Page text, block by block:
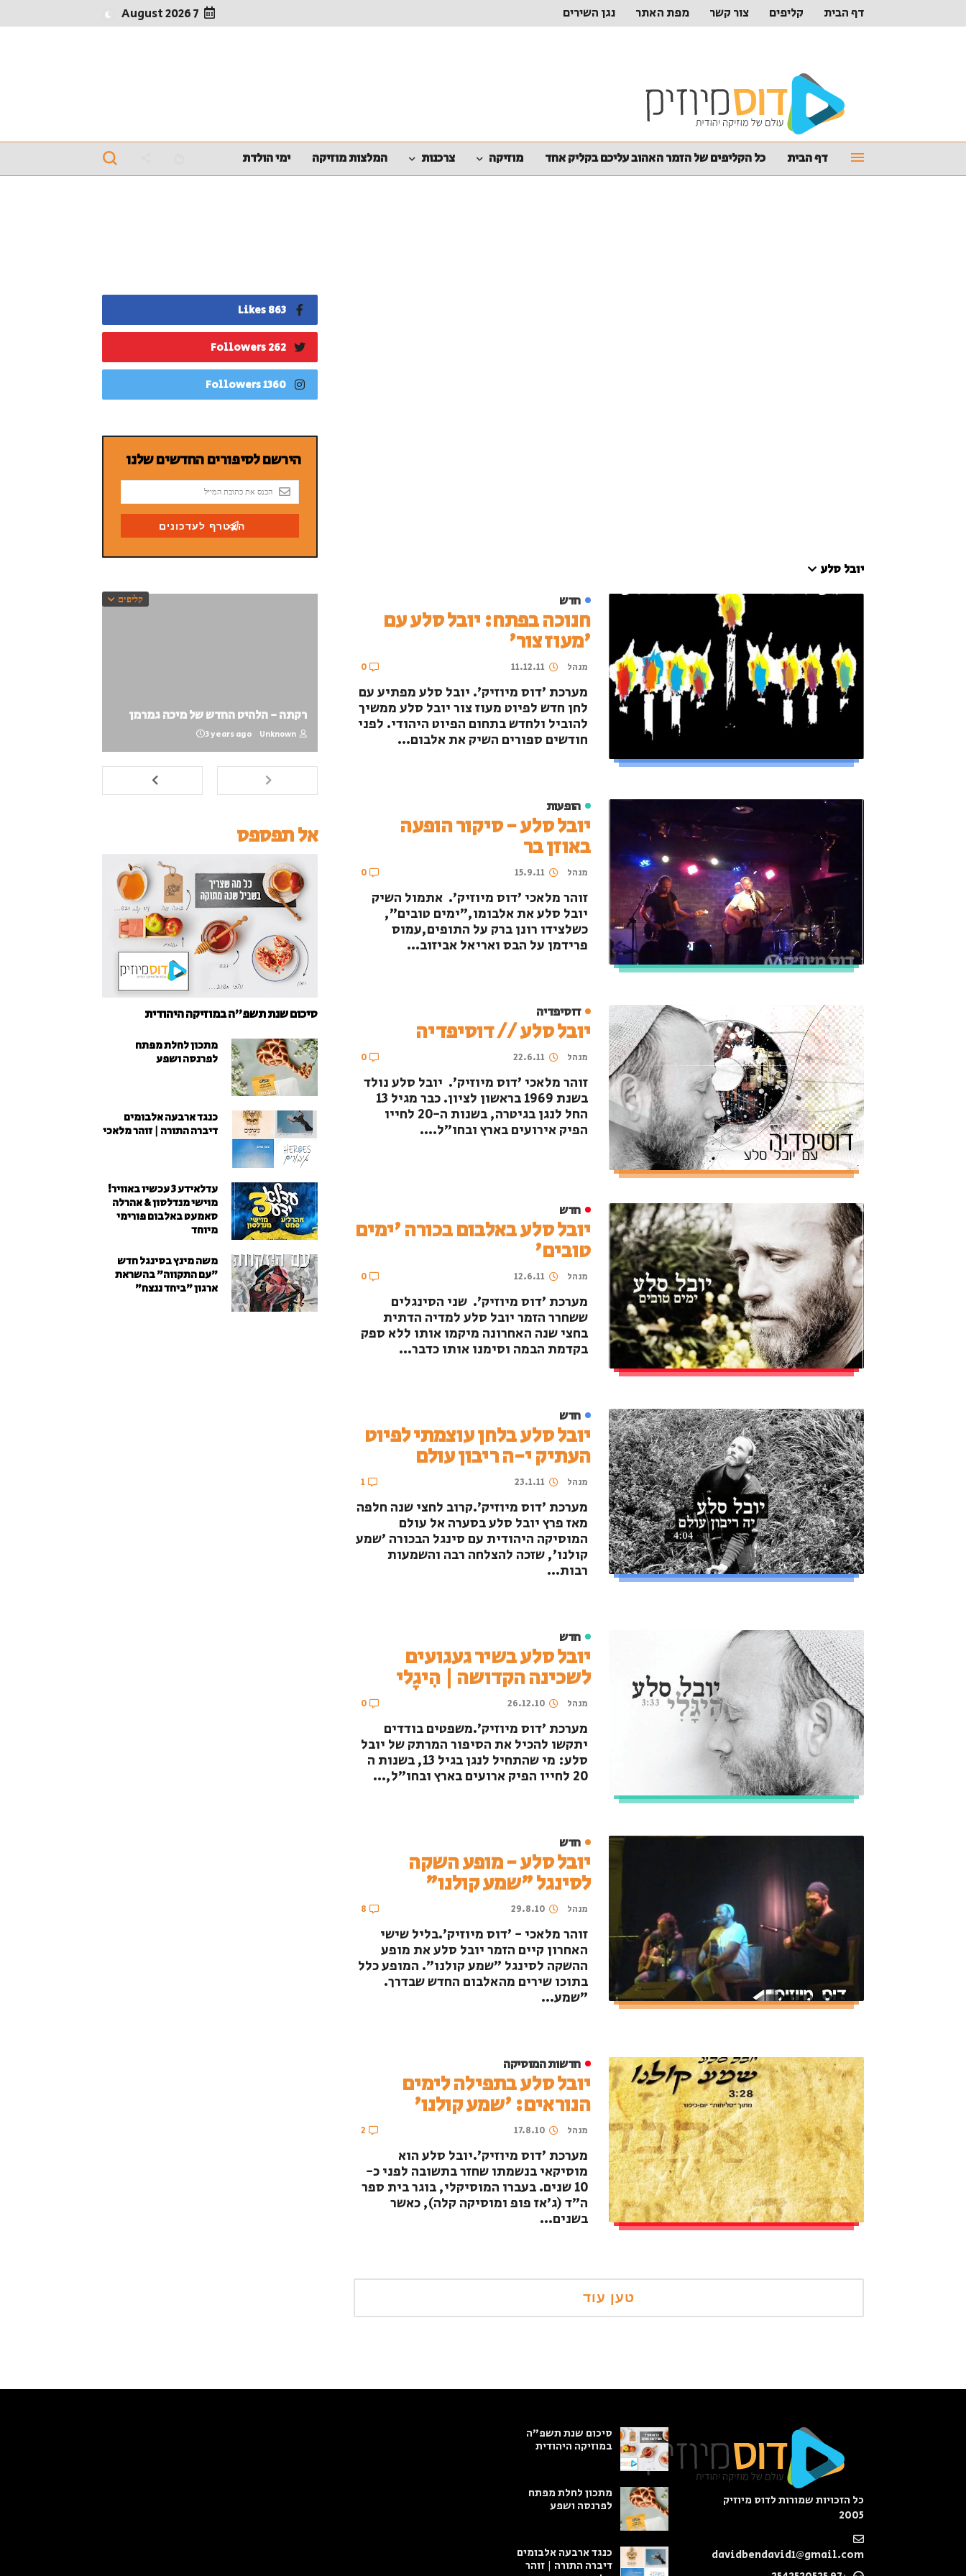
דף הבית קליפים צור קשר מפת האתר נגן השירים 7 August 2026
דף הבית כל הקליפים של הזמר האהוב עליכם בקליק אחד מוזיקה צרכנות המלצות מוזיקה ימי הולדת
יובל סלע
חדש
חנוכה בפתח: יובל סלע עם
'מעוז צור'
מנהל 11.12.11
0
מערכת 'דוס מיוזיק'. יובל סלע מפתיע עם
לחן חדש לפיוט מעוז צור יובל סלע ממשיך
להוביל ולחדש בתחום הפיוט היהודי. לפני
חודשים ספורים השיק את אלבום...
הופעות
יובל סלע - סיקור הופעה
באוזן בר
מנהל 15.9.11
0
זוהר מלאכי 'דוס מיוזיק'. אתמול השיק
יובל סלע את אלבומו,"ימים טובים",
כשלצידו רונן ברק על התופים,עמוס
פרידמן על הבס ואריאל אביזוב...
דוסיפדיה
יובל סלע // דוסיפדיה
מנהל 22.6.11
0
זוהר מלאכי 'דוס מיוזיק'. יובל סלע נולד
בשנת 1969 בראשון לציון. כבר מגיל 13
החל לנגן בגיטרה, בשנות ה-20 לחייו
הפיק אירועים בארץ ובחו"ל....
חדש
יובל סלע באלבום בכורה 'ימים
טובים'
מנהל 12.6.11
0
מערכת 'דוס מיוזיק'. שני הסינגלים
ששחרר הזמר יובל סלע למדיה הדתית
בחצי שנה האחרונה מיקמו אותו ללא ספק
בקדמת הבמה וסימנו אותו כדבר...
חדש
יובל סלע בלחן עוצמתי לפיוט
העתיק י-ה ריבון עולם
מנהל 23.1.11
1
מערכת 'דוס מיוזיק'.קרוב לחצי שנה חלפה
מאז פרץ יובל סלע בסערה אל עולם
המוסיקה היהודית עם סינגל הבכורה 'שמע
קולנו', שזכה להצלחה רבה והשמעות
רבות...
חדש
יובל סלע בשיר געגועים
לשכינה הקדושה | הִיגָלי
מנהל 26.12.10
0
מערכת 'דוס מיוזיק'.משפטים בודדים
יתקשו להכיל את הסיפור המרתק של יובל
סלע: מי שהתחיל לנגן בגיל 13, בשנות ה
20 לחייו הפיק ארועים בארץ ובחו"ל,...
חדש
יובל סלע - מופע השקה
לסינגל "שמע קולנו"
מנהל 29.8.10
8
זוהר מלאכי - 'דוס מיוזיק'.בליל שישי
האחרון קיים הזמר יובל סלע את מופע
ההשקה לסינגל "שמע קולנו". המופע כלל
בתוכו שירים מהאלבום החדש שבדרך.
"שמע...
חדשות המוסיקה
יובל סלע בתפילה לימים
הנוראים: 'שמע קולנו'
מנהל 17.8.10
2
מערכת 'דוס מיוזיק'.יובל סלע הוא
מוסיקאי בנשמתו שחזר בתשובה לפני כ-
10 שנים. בעברו המוסיקלי, בוגר בית ספר
ה"ד (ג'אז פופ ומוסיקה קלה), כאשר
בשנים...
863 Likes
262 Followers
1360 Followers
קליפים
רקתה - הלהיט החדש של מיכה גמרמן
Unknown
3 years ago
אל תפספס
סיכום שנת תשפ"ה במוזיקה היהודית
מתכון לחלת מפתח
לפרנסה ושפע
כנגד ארבעה אלבומים
דיברה התורה | זוהר מלאכי
עדלאידע 3 עכשיו באוויר!
מוישי מנדלסון & אהרלה
סאמעט באלבום פורימי
מיוחד
משה מינץ בסינגל חדש
״עם התקווה״ בהשראת
ארגון "ביחד ננצח"
כל הזכויות שמורות לדוס מיוזיק
2005
davidbendavid1@gmail.com
סיכום שנת תשפ"ה
במוזיקה היהודית
מתכון לחלת מפתח
לפרנסה ושפע
כנגד ארבעה אלבומים
דיברה התורה | זוהר